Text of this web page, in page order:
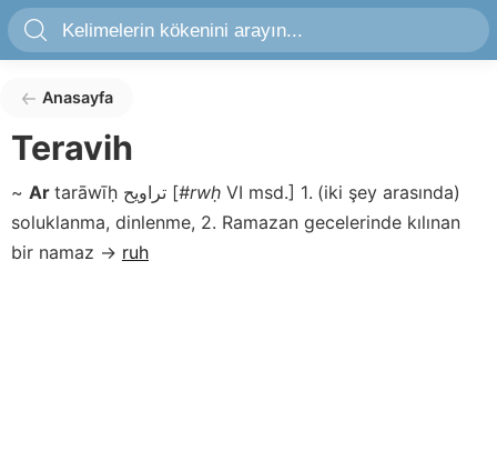
Anasayfa
Teravih
~ Ar tarāwīḥ [#rwḥ VI msd.] 1. (iki şey arasında)
soluklanma, dinlenme, 2. Ramazan gecelerinde kılınan
bir namaz → ruh